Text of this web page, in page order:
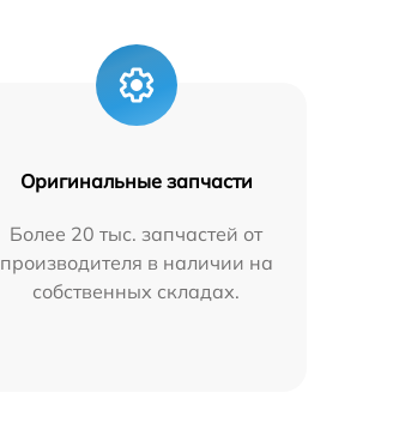
Оригинальные запчасти
Более 20 тыс. запчастей от
производителя в наличии на
собственных складах.